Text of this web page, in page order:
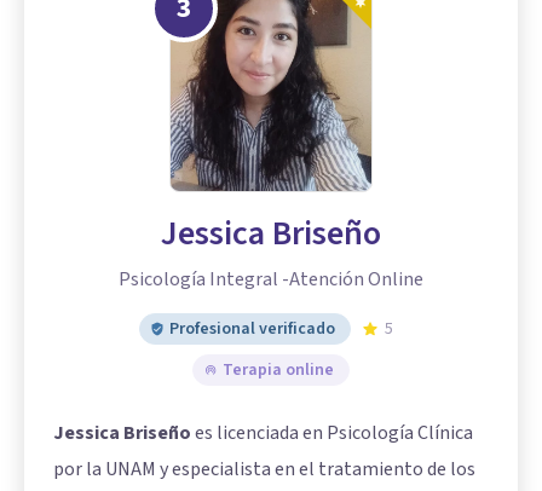
Jessica Briseño
Psicología Integral -Atención Online
Profesional verificado
5
Terapia online
Jessica Briseñoes licenciada en Psicología Clínica
por la UNAM y especialista en el tratamiento de los